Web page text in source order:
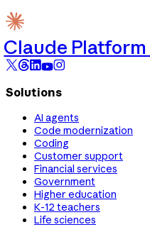
Claude Platform
Solutions
AI agents
Code modernization
Coding
Customer support
Financial services
Government
Higher education
K-12 teachers
Life sciences